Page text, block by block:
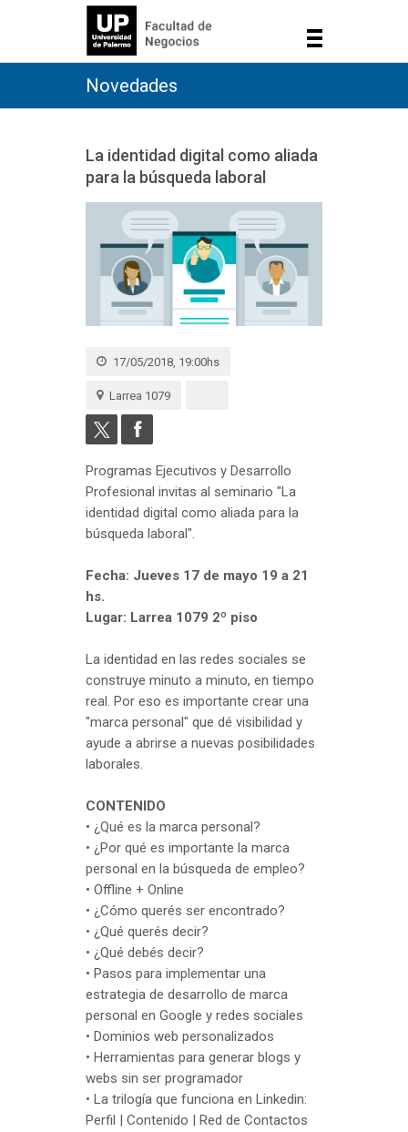
Novedades
La identidad digital como aliada
para la búsqueda laboral
17/05/2018, 19:00hs
Larrea 1079
Programas Ejecutivos y Desarrollo
Profesional invitas al seminario "La
identidad digital como aliada para la
búsqueda laboral".
Fecha: Jueves 17 de mayo 19 a 21
hs.
Lugar: Larrea 1079 2º piso
La identidad en las redes sociales se
construye minuto a minuto, en tiempo
real. Por eso es importante crear una
"marca personal" que dé visibilidad y
ayude a abrirse a nuevas posibilidades
laborales.
CONTENIDO
• ¿Qué es la marca personal?
• ¿Por qué es importante la marca
personal en la búsqueda de empleo?
• Offline + Online
• ¿Cómo querés ser encontrado?
• ¿Qué querés decir?
• ¿Qué debés decir?
• Pasos para implementar una
estrategia de desarrollo de marca
personal en Google y redes sociales
• Dominios web personalizados
• Herramientas para generar blogs y
webs sin ser programador
• La trilogía que funciona en Linkedin:
Perfil | Contenido | Red de Contactos